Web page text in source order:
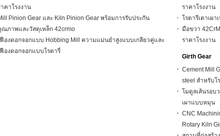
คาโรงงาน
Pinion Gear และ Kiln Pinion Gear พร้อมการรับประกัน
ณภาพและวัสดุเหล็ก 42crmo
ฟืองดอกจอกแบบ Hobbing Mill ความแม่นยำสูงแบบเกลียวคู่และ
ฟืองดอกจอกแบบโรตารี่
ราคาโรงงาน
โรตารีเตาเผ
มือขวา
ราคาโรงงาน
Girth Gear
Cement Mill
steel สำหรับโ
โมดูลเส้นรอบ
เผาแบบหมุน
CNC
Rotary Kiln